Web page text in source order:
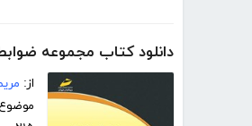
دانلود کتاب مجموعه
از: